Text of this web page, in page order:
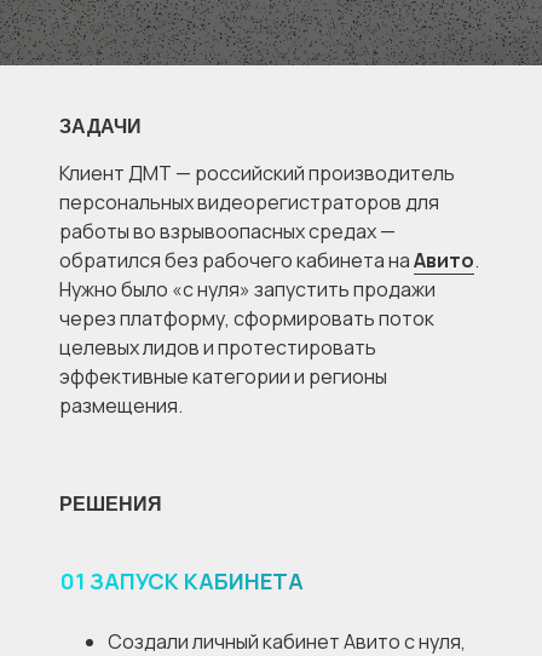
Клиент ДМТ — российский производитель
персональных видеорегистраторов для
работы во взрывоопасных средах —
обратился без рабочего кабинета наАвито.
Нужно было «с нуля» запустить продажи
через платформу, сформировать поток
целевых лидов и протестировать
эффективные категории и регионы
размещения.
ЗАДАЧИ
Создали личный кабинет Авито с нуля,
РЕШЕНИЯ
01 ЗАПУСК КАБИНЕТА